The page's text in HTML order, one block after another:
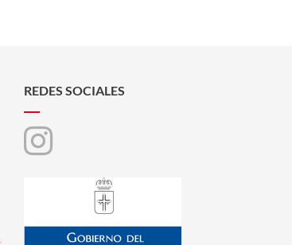
REDES SOCIALES